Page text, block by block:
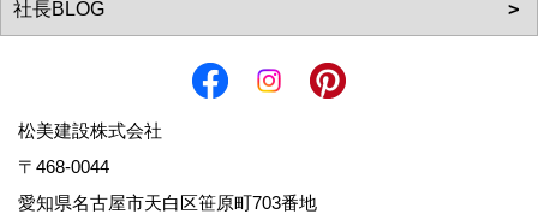
松美建設株式会社
〒468-0044
愛知県名古屋市天白区笹原町703番地